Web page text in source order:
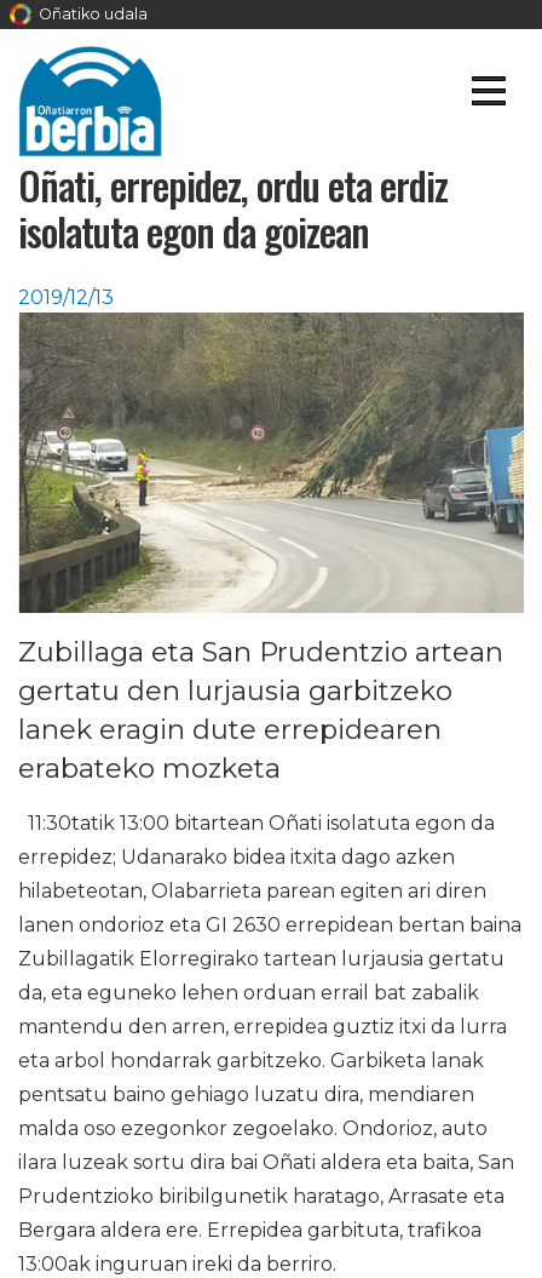
Oñatiko udala
Oñati, errepidez, ordu eta erdiz
isolatuta egon da goizean
2019/12/13
Zubillaga eta San Prudentzio artean
gertatu den lurjausia garbitzeko
lanek eragin dute errepidearen
erabateko mozketa
11:30tatik 13:00 bitartean Oñati isolatuta egon da
errepidez; Udanarako bidea itxita dago azken
hilabeteotan, Olabarrieta parean egiten ari diren
lanen ondorioz eta GI 2630 errepidean bertan baina
Zubillagatik Elorregirako tartean lurjausia gertatu
da, eta eguneko lehen orduan errail bat zabalik
mantendu den arren, errepidea guztiz itxi da lurra
eta arbol hondarrak garbitzeko. Garbiketa lanak
pentsatu baino gehiago luzatu dira, mendiaren
malda oso ezegonkor zegoelako. Ondorioz, auto
ilara luzeak sortu dira bai Oñati aldera eta baita, San
Prudentzioko biribilgunetik haratago, Arrasate eta
Bergara aldera ere. Errepidea garbituta, trafikoa
13:00ak inguruan ireki da berriro.